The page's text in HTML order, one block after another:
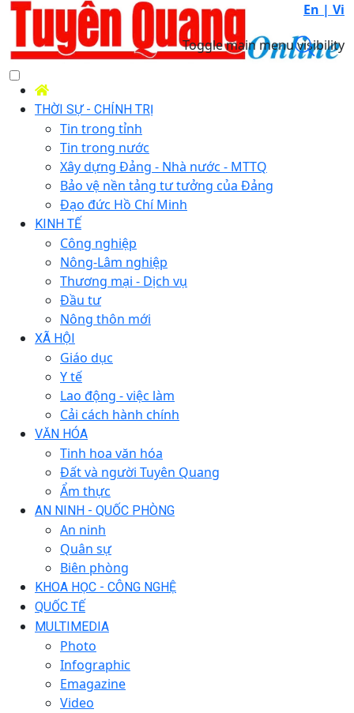
En | Vi
Toggle main menu visibility
THỜI SỰ - CHÍNH TRỊ
Tin trong tỉnh
Tin trong nước
Xây dựng Đảng - Nhà nước - MTTQ
Bảo vệ nền tảng tư tưởng của Đảng
Đạo đức Hồ Chí Minh
KINH TẾ
Công nghiệp
Nông-Lâm nghiệp
Thương mại - Dịch vụ
Đầu tư
Nông thôn mới
XÃ HỘI
Giáo dục
Y tế
Lao động - việc làm
Cải cách hành chính
VĂN HÓA
Tinh hoa văn hóa
Đất và người Tuyên Quang
Ẩm thực
AN NINH - QUỐC PHÒNG
An ninh
Quân sự
Biên phòng
KHOA HỌC - CÔNG NGHỆ
QUỐC TẾ
MULTIMEDIA
Photo
Infographic
Emagazine
Video